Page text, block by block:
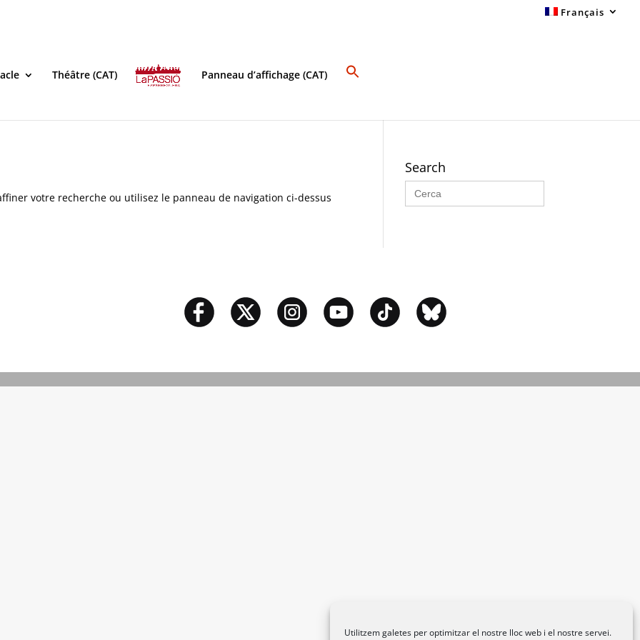
Utilitzem galetes per optimitzar el nostre lloc web i el nostre servei.
Français
Théâtre (CAT) Panneau d’affichage (CAT)
votre recherche ou utilisez le panneau de navigation ci-dessus
Search
Search
for: